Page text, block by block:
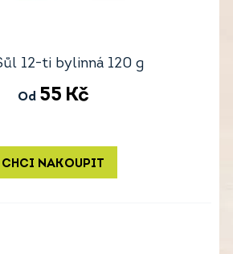
12-ti bylinná 120 g
Od 55 Kč
CHCI NAKOUPIT